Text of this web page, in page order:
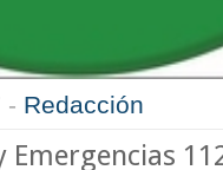
- Redacción
Emergencias